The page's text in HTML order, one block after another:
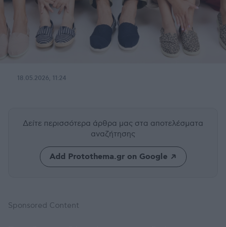
18.05.2026, 11:24
Δείτε περισσότερα άρθρα μας στα αποτελέσματα
αναζήτησης
Add Protothema.gr on Google
Sponsored Content